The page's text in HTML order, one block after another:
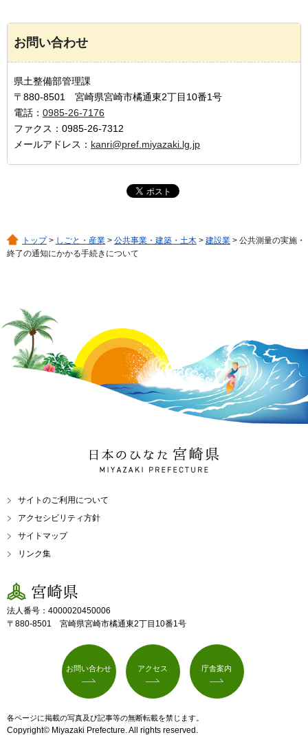
お問い合わせ
県土整備部管理課
〒880-8501 宮崎県宮崎市橘通東2丁目10番1号
電話： 0985-26-7176
ファクス：0985-26-7312
メールアドレス： kanri@pref.miyazaki.lg.jp
トップ> しごと・産業 > 公共事業・建築・土木 > 建設業 > 公共測量の実施・
終了の通知にかかる手続きについて
日本のひなた 宮崎県
MIYAZAKI PREFECTURE
サイトのご利用について
アクセシビリティ方針
サイトマップ
リンク集
宮崎県
法人番号：4000020450006
〒880-8501 宮崎県宮崎市橘通東2丁目10番1号
お問い合わせ アクセス 庁舎案内
各ページに掲載の写真及び記事等の無断転載を禁じます。
Copyright© Miyazaki Prefecture. All rights reserved.